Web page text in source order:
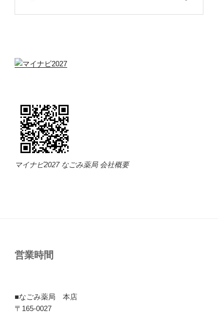
マイナビ2027 なごみ薬局 会社概要
営業時間
■なごみ薬局 本店
〒165-0027